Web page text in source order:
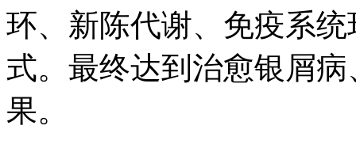
环、新陈代谢、免疫系
式。最终达到治愈银屑
果。